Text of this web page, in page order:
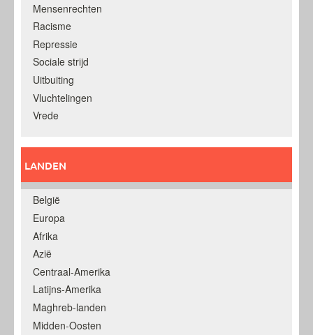
Mensenrechten
Racisme
Repressie
Sociale strijd
Uitbuiting
Vluchtelingen
Vrede
LANDEN
België
Europa
Afrika
Azië
Centraal-Amerika
Latijns-Amerika
Maghreb-landen
Midden-Oosten